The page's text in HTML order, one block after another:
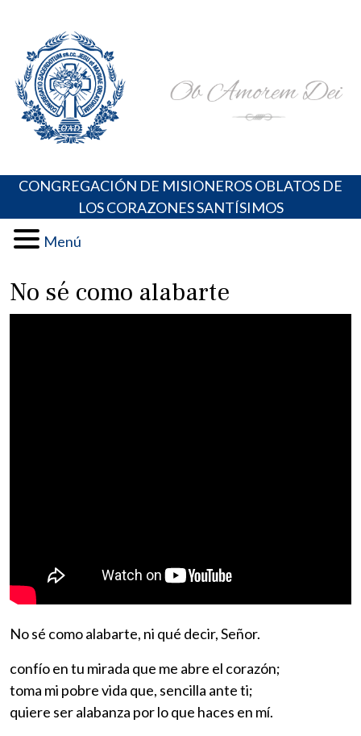
content
Portal de los Padres Oblatos. Advocaciones Marianas,
Oraciones, Música religiosa y más
CONGREGACIÓN DE MISIONEROS OBLATOS DE
LOS CORAZONES SANTÍSIMOS
Menú
No sé como alabarte
No sé como alabarte, ni qué decir, Señor.
confío en tu mirada que me abre el corazón;
toma mi pobre vida que, sencilla ante ti;
quiere ser alabanza por lo que haces en mí.